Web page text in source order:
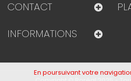
CONTACT
INFORMATIONS
En poursuivant votre